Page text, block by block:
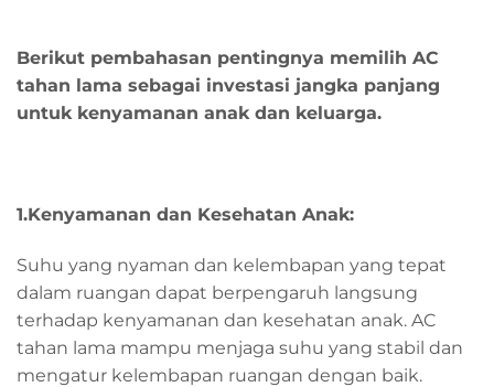
Berikut pembahasan pentingnya memilih AC
tahan lama sebagai investasi jangka panjang
untuk kenyamanan anak dan keluarga.
1.Kenyamanan dan Kesehatan Anak:
Suhu yang nyaman dan kelembapan yang tepat
dalam ruangan dapat berpengaruh langsung
terhadap kenyamanan dan kesehatan anak. AC
tahan lama mampu menjaga suhu yang stabil dan
mengatur kelembapan ruangan dengan baik.